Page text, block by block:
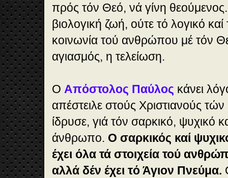
πρός τόν Θεό, νά γίνη
βιολογική ζωή, ούτε τό λογικό
κοινωνία τού ανθρώπου μέ τόν
αγιασμός, η τελείωση.
Ο Απόστολος Παύλος κάνει
απέστειλε στούς Χριστιανούς
ίδρυσε, γιά τόν σαρκικό, ψυχικό
άνθρωπο. Ο σαρκικός καί
έχει όλα τά στοιχεία τού
αλλά δέν έχει τό Άγιον Πνεύμα.